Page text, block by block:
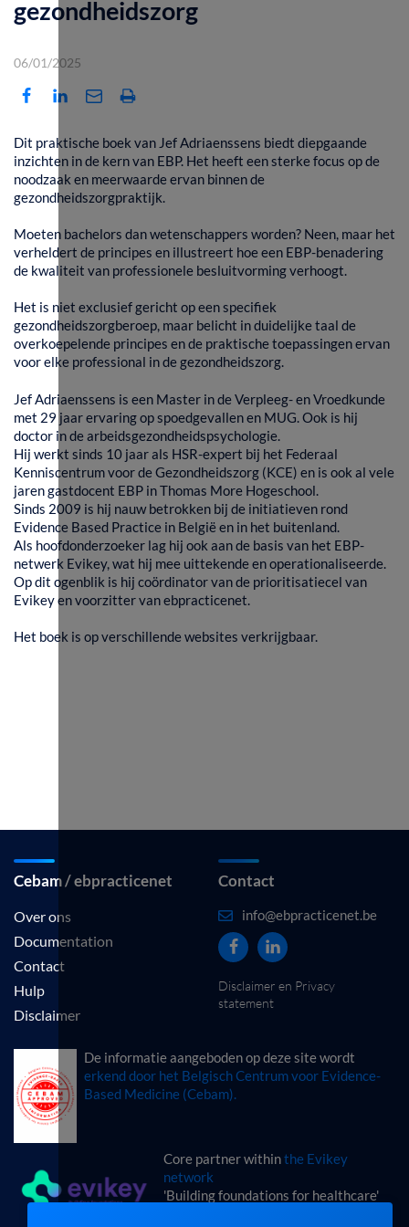
gezondheidszorg
06/01/2025
Dit praktische boek van Jef Adriaenssens biedt diepgaande
inzichten in de kern van EBP. Het heeft een sterke focus op de
noodzaak en meerwaarde ervan binnen de
gezondheidszorgpraktijk.
Moeten bachelors dan wetenschappers worden? Neen, maar het
verheldert de principes en illustreert hoe een EBP-benadering
de kwaliteit van professionele besluitvorming verhoogt.
Het is niet exclusief gericht op een speciﬁek
gezondheidszorgberoep, maar belicht in duidelijke taal de
overkoepelende principes en de praktische toepassingen ervan
voor elke professional in de gezondheidszorg.
Jef Adriaenssens is een Master in de Verpleeg- en Vroedkunde
met 29 jaar ervaring op spoedgevallen en MUG. Ook is hij
doctor in de arbeidsgezondheidspsychologie.
Hij werkt sinds 10 jaar als HSR-expert bij het Federaal
Kenniscentrum voor de Gezondheidszorg (KCE) en is ook al vele
jaren gastdocent EBP in Thomas More Hogeschool.
Sinds 2009 is hij nauw betrokken bij de initiatieven rond
Evidence Based Practice in België en in het buitenland.
Als hoofdonderzoeker lag hij ook aan de basis van het EBP-
netwerk Evikey, wat hij mee uittekende en operationaliseerde.
Op dit ogenblik is hij coördinator van de prioritisatiecel van
Evikey en voorzitter van ebpracticenet.
Het boek is op verschillende websites verkrijgbaar.
Cebam / ebpracticenet
Over ons
Documentation
Contact
Hulp
Disclaimer
Contact
info@ebpracticenet.be
Disclaimer en Privacy
statement
De informatie aangeboden op deze site wordt
erkend door het Belgisch Centrum voor Evidence-
Based Medicine (Cebam).
Core partner withinthe Evikey
network
'Building foundations for healthcare'